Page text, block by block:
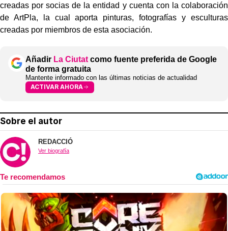
creadas por socias de la entidad y cuenta con la colaboración
de ArtPla, la cual aporta pinturas, fotografías y esculturas
creadas por miembros de esta asociación.
Añadir La Ciutat como fuente preferida de Google
de forma gratuita
Mantente informado con las últimas noticias de actualidad
ACTIVAR AHORA
Sobre el autor
REDACCIÓ
Ver biografía